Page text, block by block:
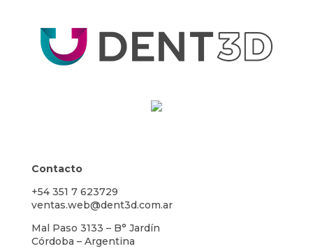
Contacto
+54 351 7 623729
ventas.web@dent3d.com.ar
Mal Paso 3133 – B° Jardín
Córdoba – Argentina